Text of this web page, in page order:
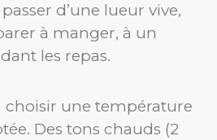
d’une lueur vive,
à manger, à un
les repas.
choisir une température
Des tons chauds (2